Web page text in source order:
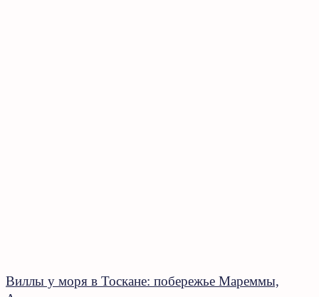
Виллы у моря в Тоскане: побережье Мареммы,